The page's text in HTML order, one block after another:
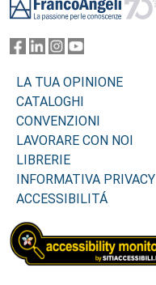
LA TUA OPINIONE
CATALOGHI
CONVENZIONI
LAVORARE CON NOI
LIBRERIE
INFORMATIVA PRIVACY
ACCESSIBILITÁ